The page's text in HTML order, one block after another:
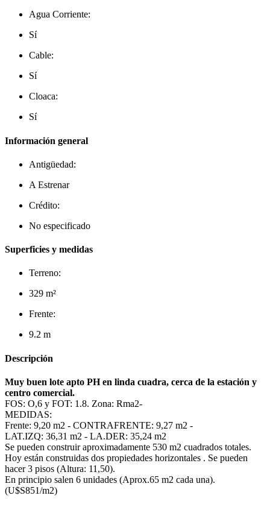
Agua Corriente:
Sí
Cable:
Sí
Cloaca:
Sí
Información general
Antigüedad:
A Estrenar
Crédito:
No especificado
Superficies y medidas
Terreno:
329 m²
Frente:
9.2 m
Descripción
Muy buen lote apto PH en linda cuadra, cerca de la estación y
centro comercial.
FOS: O,6 y FOT: 1.8. Zona: Rma2-
MEDIDAS:
Frente: 9,20 m2 - CONTRAFRENTE: 9,27 m2 -
LAT.IZQ: 36,31 m2 - LA.DER: 35,24 m2
Se pueden construir aproximadamente 530 m2 cuadrados totales.
Hoy están construidas dos propiedades horizontales . Se pueden
hacer 3 pisos (Altura: 11,50).
En principio salen 6 unidades (Aprox.65 m2 cada una).
(U$S851/m2)